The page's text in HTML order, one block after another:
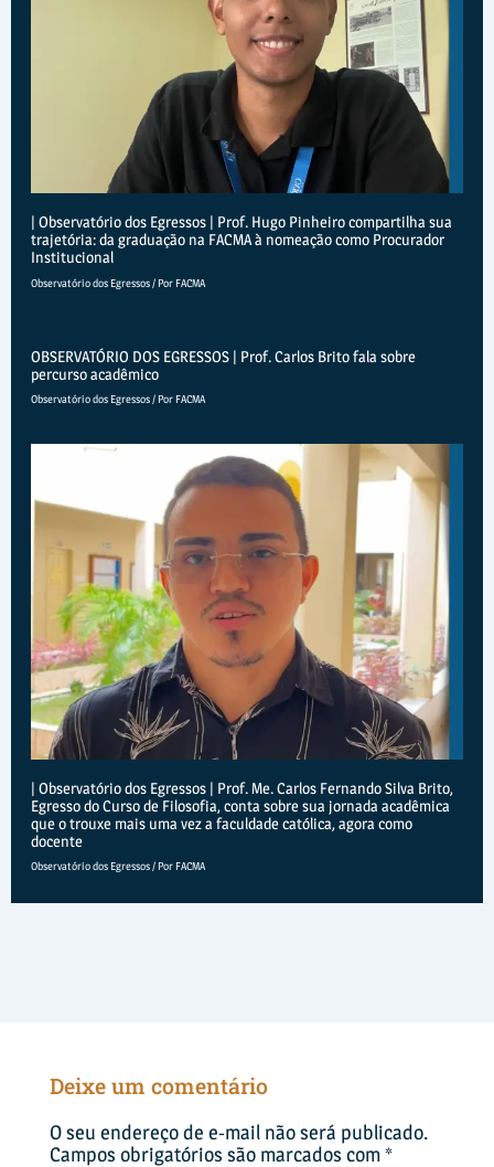
| Observatório dos Egressos | Prof. Hugo Pinheiro compartilha sua
trajetória: da graduação na FACMA à nomeação como Procurador
Institucional
Observatório dos Egressos/ Por FACMA
OBSERVATÓRIO DOS EGRESSOS | Prof. Carlos Brito fala sobre
percurso acadêmico
Observatório dos Egressos/ Por FACMA
| Observatório dos Egressos | Prof. Me. Carlos Fernando Silva Brito,
Egresso do Curso de Filosofia, conta sobre sua jornada acadêmica
que o trouxe mais uma vez a faculdade católica, agora como
docente
Observatório dos Egressos/ Por FACMA
Deixe um comentário
O seu endereço de e-mail não será publicado.
Campos obrigatórios são marcados com*